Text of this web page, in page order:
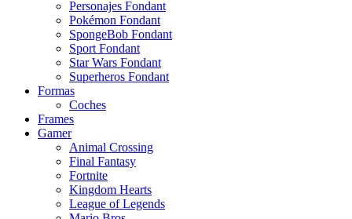
Personajes Fondant
Pokémon Fondant
SpongeBob Fondant
Sport Fondant
Star Wars Fondant
Superheros Fondant
Formas
Coches
Frames
Gamer
Animal Crossing
Final Fantasy
Fortnite
Kingdom Hearts
League of Legends